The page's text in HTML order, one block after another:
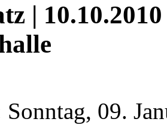
|
09.